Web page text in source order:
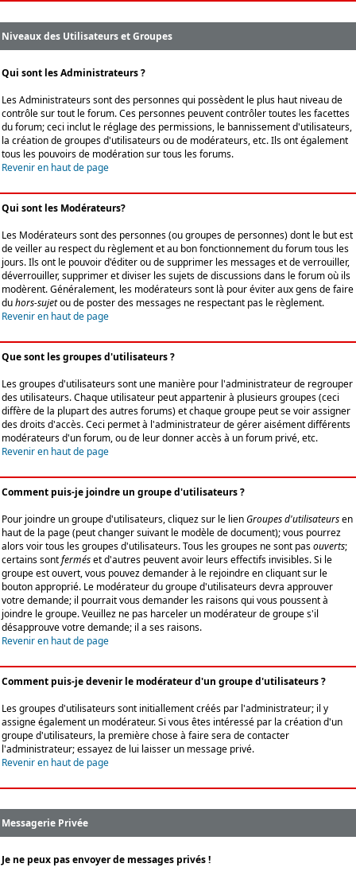
Niveaux des Utilisateurs et Groupes
Qui sont les Administrateurs ?
Les Administrateurs sont des personnes qui possèdent le plus haut niveau de
contrôle sur tout le forum. Ces personnes peuvent contrôler toutes les facettes
du forum; ceci inclut le réglage des permissions, le bannissement d'utilisateurs,
la création de groupes d'utilisateurs ou de modérateurs, etc. Ils ont également
tous les pouvoirs de modération sur tous les forums.
Revenir en haut de page
Qui sont les Modérateurs?
Les Modérateurs sont des personnes (ou groupes de personnes) dont le but est
de veiller au respect du règlement et au bon fonctionnement du forum tous les
jours. Ils ont le pouvoir d'éditer ou de supprimer les messages et de verrouiller,
déverrouiller, supprimer et diviser les sujets de discussions dans le forum où ils
modèrent. Généralement, les modérateurs sont là pour éviter aux gens de faire
duhors-sujetou de poster des messages ne respectant pas le règlement.
Revenir en haut de page
Que sont les groupes d'utilisateurs ?
Les groupes d'utilisateurs sont une manière pour l'administrateur de regrouper
des utilisateurs. Chaque utilisateur peut appartenir à plusieurs groupes (ceci
diffère de la plupart des autres forums) et chaque groupe peut se voir assigner
des droits d'accès. Ceci permet à l'administrateur de gérer aisément différents
modérateurs d'un forum, ou de leur donner accès à un forum privé, etc.
Revenir en haut de page
Comment puis-je joindre un groupe d'utilisateurs ?
Pour joindre un groupe d'utilisateurs, cliquez sur le lienGroupes d'utilisateursen
haut de la page (peut changer suivant le modèle de document); vous pourrez
alors voir tous les groupes d'utilisateurs. Tous les groupes ne sont pasouverts;
certains sontferméset d'autres peuvent avoir leurs effectifs invisibles. Si le
groupe est ouvert, vous pouvez demander à le rejoindre en cliquant sur le
bouton approprié. Le modérateur du groupe d'utilisateurs devra approuver
votre demande; il pourrait vous demander les raisons qui vous poussent à
joindre le groupe. Veuillez ne pas harceler un modérateur de groupe s'il
désapprouve votre demande; il a ses raisons.
Revenir en haut de page
Comment puis-je devenir le modérateur d'un groupe d'utilisateurs ?
Les groupes d'utilisateurs sont initiallement créés par l'administrateur; il y
assigne également un modérateur. Si vous êtes intéressé par la création d'un
groupe d'utilisateurs, la première chose à faire sera de contacter
l'administrateur; essayez de lui laisser un message privé.
Revenir en haut de page
Messagerie Privée
Je ne peux pas envoyer de messages privés !